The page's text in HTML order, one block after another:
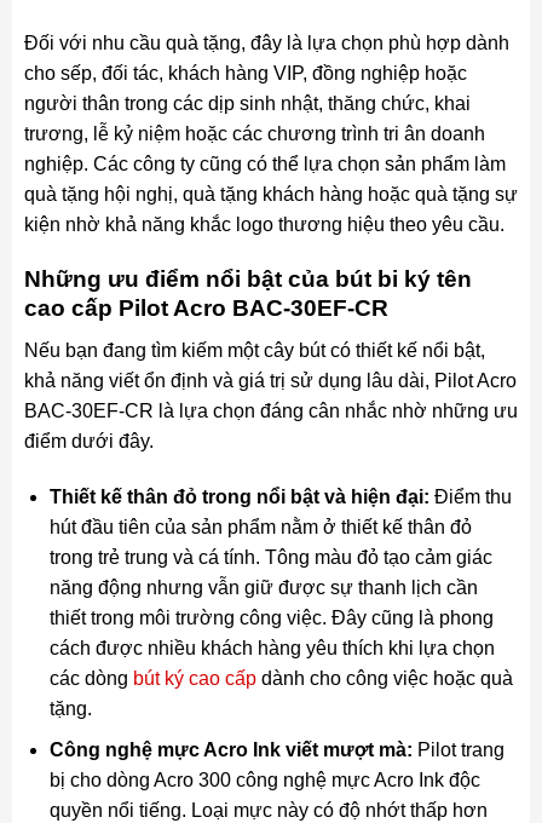
Đối với nhu cầu quà tặng, đây là lựa chọn phù hợp dành
cho sếp, đối tác, khách hàng VIP, đồng nghiệp hoặc
người thân trong các dịp sinh nhật, thăng chức, khai
trương, lễ kỷ niệm hoặc các chương trình tri ân doanh
nghiệp. Các công ty cũng có thể lựa chọn sản phẩm làm
quà tặng hội nghị, quà tặng khách hàng hoặc quà tặng sự
kiện nhờ khả năng khắc logo thương hiệu theo yêu cầu.
Những ưu điểm nổi bật của bút bi ký tên
cao cấp Pilot Acro BAC-30EF-CR
Nếu bạn đang tìm kiếm một cây bút có thiết kế nổi bật,
khả năng viết ổn định và giá trị sử dụng lâu dài, Pilot Acro
BAC-30EF-CR là lựa chọn đáng cân nhắc nhờ những ưu
điểm dưới đây.
Thiết kế thân đỏ trong nổi bật và hiện đại: Điểm thu
hút đầu tiên của sản phẩm nằm ở thiết kế thân đỏ
trong trẻ trung và cá tính. Tông màu đỏ tạo cảm giác
năng động nhưng vẫn giữ được sự thanh lịch cần
thiết trong môi trường công việc. Đây cũng là phong
cách được nhiều khách hàng yêu thích khi lựa chọn
các dòng bút ký cao cấpdành cho công việc hoặc quà
tặng.
Công nghệ mực Acro Ink viết mượt mà: Pilot trang
bị cho dòng Acro 300 công nghệ mực Acro Ink độc
quyền nổi tiếng. Loại mực này có độ nhớt thấp hơn